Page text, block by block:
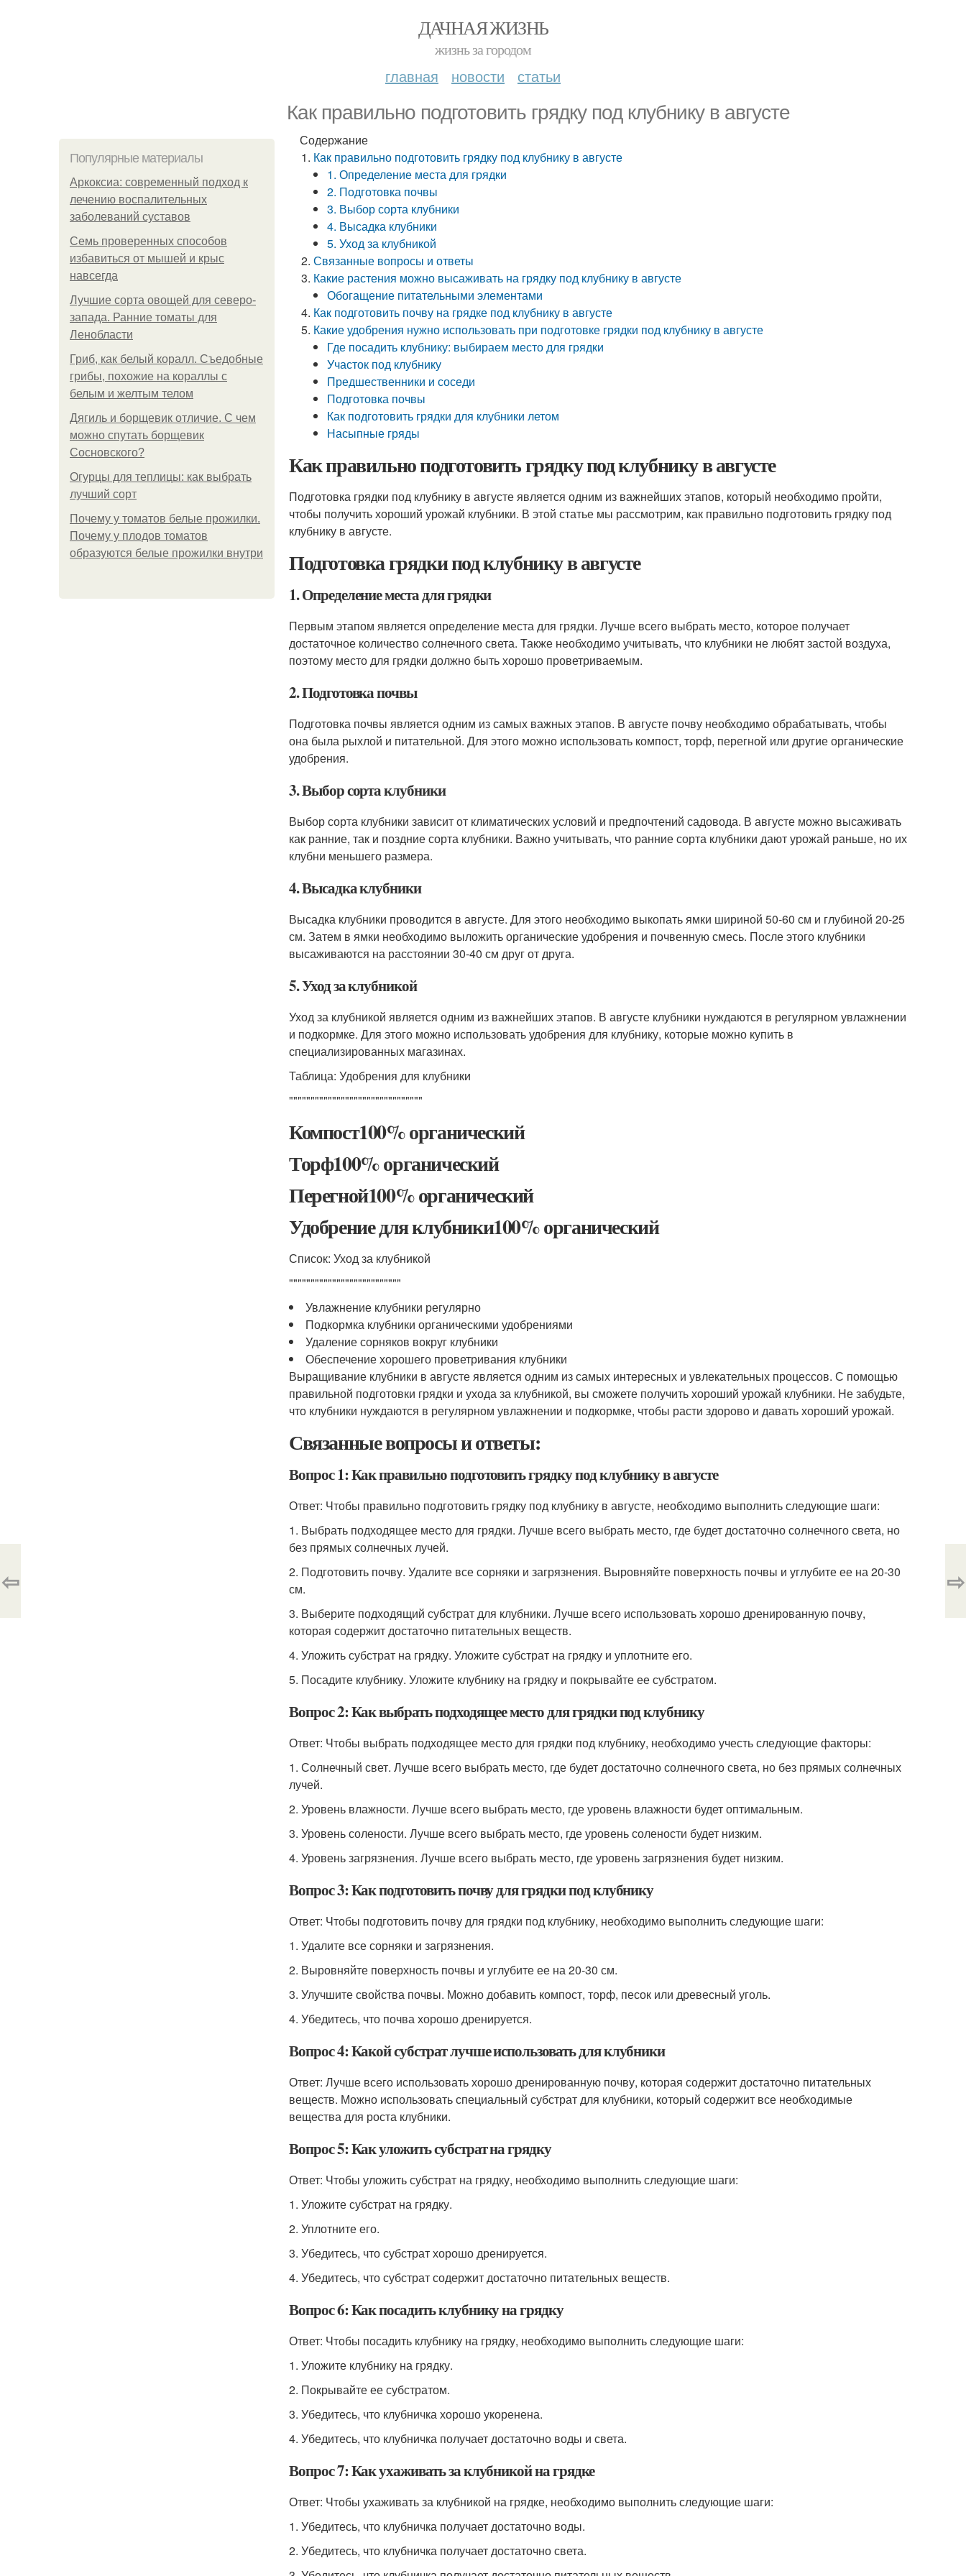
ДАЧНАЯ ЖИЗНЬ
жизнь за городом
главная новости статьи
Как правильно подготовить грядку под клубнику в августе
Популярные материалы
Аркоксиа: современный подход к
лечению воспалительных
заболеваний суставов
Семь проверенных способов
избавиться от мышей и крыс
навсегда
Лучшие сорта овощей для северо-
запада. Ранние томаты для
Ленобласти
Гриб, как белый коралл. Съедобные
грибы, похожие на кораллы с
белым и желтым телом
Дягиль и борщевик отличие. С чем
можно спутать борщевик
Сосновского?
Огурцы для теплицы: как выбрать
лучший сорт
Почему у томатов белые прожилки.
Почему у плодов томатов
образуются белые прожилки внутри
Содержание
Как правильно подготовить грядку под клубнику в августе
1. Определение места для грядки
2. Подготовка почвы
3. Выбор сорта клубники
4. Высадка клубники
5. Уход за клубникой
Связанные вопросы и ответы
Какие растения можно высаживать на грядку под клубнику в августе
Обогащение питательными элементами
Как подготовить почву на грядке под клубнику в августе
Какие удобрения нужно использовать при подготовке грядки под клубнику в августе
Где посадить клубнику: выбираем место для грядки
Участок под клубнику
Предшественники и соседи
Подготовка почвы
Как подготовить грядки для клубники летом
Насыпные гряды
Как правильно подготовить грядку под клубнику в августе
Подготовка грядки под клубнику в августе является одним из важнейших этапов, который необходимо пройти,
чтобы получить хороший урожай клубники. В этой статье мы рассмотрим, как правильно подготовить грядку под
клубнику в августе.
Подготовка грядки под клубнику в августе
1. Определение места для грядки
Первым этапом является определение места для грядки. Лучше всего выбрать место, которое получает
достаточное количество солнечного света. Также необходимо учитывать, что клубники не любят застой воздуха,
поэтому место для грядки должно быть хорошо проветриваемым.
2. Подготовка почвы
Подготовка почвы является одним из самых важных этапов. В августе почву необходимо обрабатывать, чтобы
она была рыхлой и питательной. Для этого можно использовать компост, торф, перегной или другие органические
удобрения.
3. Выбор сорта клубники
Выбор сорта клубники зависит от климатических условий и предпочтений садовода. В августе можно высаживать
как ранние, так и поздние сорта клубники. Важно учитывать, что ранние сорта клубники дают урожай раньше, но их
клубни меньшего размера.
4. Высадка клубники
Высадка клубники проводится в августе. Для этого необходимо выкопать ямки шириной 50-60 см и глубиной 20-25
см. Затем в ямки необходимо выложить органические удобрения и почвенную смесь. После этого клубники
высаживаются на расстоянии 30-40 см друг от друга.
5. Уход за клубникой
Уход за клубникой является одним из важнейших этапов. В августе клубники нуждаются в регулярном увлажнении
и подкормке. Для этого можно использовать удобрения для клубнику, которые можно купить в
специализированных магазинах.
Таблица: Удобрения для клубники
"""""""""""""""""""""""""""""""
Компост100% органический
Торф100% органический
Перегной100% органический
Удобрение для клубники100% органический
Список: Уход за клубникой
""""""""""""""""""""""""""
Увлажнение клубники регулярно
Подкормка клубники органическими удобрениями
Удаление сорняков вокруг клубники
Обеспечение хорошего проветривания клубники
Выращивание клубники в августе является одним из самых интересных и увлекательных процессов. С помощью
правильной подготовки грядки и ухода за клубникой, вы сможете получить хороший урожай клубники. Не забудьте,
что клубники нуждаются в регулярном увлажнении и подкормке, чтобы расти здорово и давать хороший урожай.
Связанные вопросы и ответы:
Вопрос 1: Как правильно подготовить грядку под клубнику в августе
Ответ: Чтобы правильно подготовить грядку под клубнику в августе, необходимо выполнить следующие шаги:
1. Выбрать подходящее место для грядки. Лучше всего выбрать место, где будет достаточно солнечного света, но
без прямых солнечных лучей.
2. Подготовить почву. Удалите все сорняки и загрязнения. Выровняйте поверхность почвы и углубите ее на 20-30
см.
3. Выберите подходящий субстрат для клубники. Лучше всего использовать хорошо дренированную почву,
которая содержит достаточно питательных веществ.
4. Уложить субстрат на грядку. Уложите субстрат на грядку и уплотните его.
5. Посадите клубнику. Уложите клубнику на грядку и покрывайте ее субстратом.
Вопрос 2: Как выбрать подходящее место для грядки под клубнику
Ответ: Чтобы выбрать подходящее место для грядки под клубнику, необходимо учесть следующие факторы:
1. Солнечный свет. Лучше всего выбрать место, где будет достаточно солнечного света, но без прямых солнечных
лучей.
2. Уровень влажности. Лучше всего выбрать место, где уровень влажности будет оптимальным.
3. Уровень солености. Лучше всего выбрать место, где уровень солености будет низким.
4. Уровень загрязнения. Лучше всего выбрать место, где уровень загрязнения будет низким.
Вопрос 3: Как подготовить почву для грядки под клубнику
Ответ: Чтобы подготовить почву для грядки под клубнику, необходимо выполнить следующие шаги:
1. Удалите все сорняки и загрязнения.
2. Выровняйте поверхность почвы и углубите ее на 20-30 см.
3. Улучшите свойства почвы. Можно добавить компост, торф, песок или древесный уголь.
4. Убедитесь, что почва хорошо дренируется.
Вопрос 4: Какой субстрат лучше использовать для клубники
Ответ: Лучше всего использовать хорошо дренированную почву, которая содержит достаточно питательных
веществ. Можно использовать специальный субстрат для клубники, который содержит все необходимые
вещества для роста клубники.
Вопрос 5: Как уложить субстрат на грядку
Ответ: Чтобы уложить субстрат на грядку, необходимо выполнить следующие шаги:
1. Уложите субстрат на грядку.
2. Уплотните его.
3. Убедитесь, что субстрат хорошо дренируется.
4. Убедитесь, что субстрат содержит достаточно питательных веществ.
Вопрос 6: Как посадить клубнику на грядку
Ответ: Чтобы посадить клубнику на грядку, необходимо выполнить следующие шаги:
1. Уложите клубнику на грядку.
2. Покрывайте ее субстратом.
3. Убедитесь, что клубничка хорошо укоренена.
4. Убедитесь, что клубничка получает достаточно воды и света.
Вопрос 7: Как ухаживать за клубникой на грядке
Ответ: Чтобы ухаживать за клубникой на грядке, необходимо выполнить следующие шаги:
1. Убедитесь, что клубничка получает достаточно воды.
2. Убедитесь, что клубничка получает достаточно света.
⇦ ⇨